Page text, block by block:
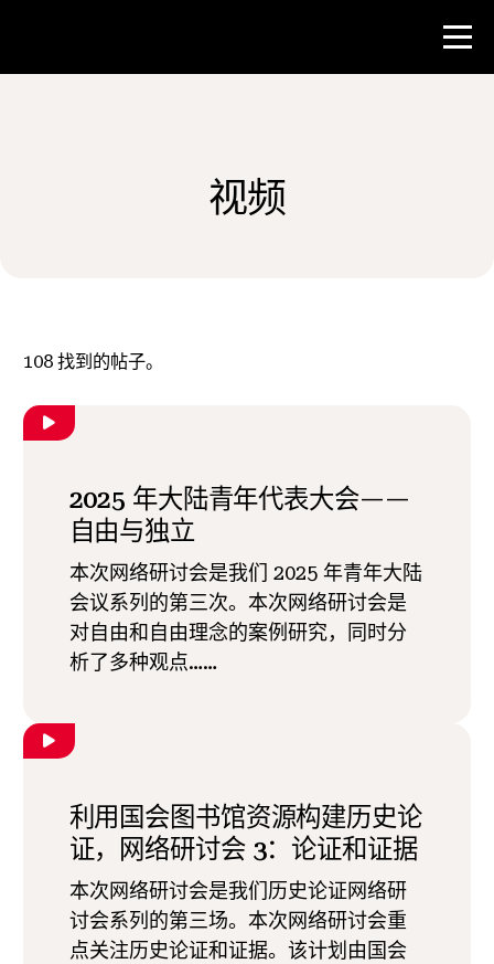
参与其中
视频
108 找到的帖子。
2025 年大陆青年代表大会——
自由与独立
本次网络研讨会是我们 2025 年青年大陆
会议系列的第三次。本次网络研讨会是
对自由和自由理念的案例研究，同时分
析了多种观点……
利用国会图书馆资源构建历史论
证，网络研讨会 3：论证和证据
本次网络研讨会是我们历史论证网络研
讨会系列的第三场。本次网络研讨会重
点关注历史论证和证据。该计划由国会